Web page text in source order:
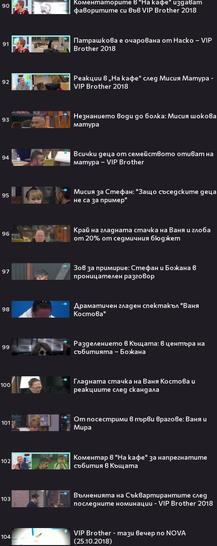
90
Коментаторите в "На кафе" издават
фаворитите си във VIP Brother 2018
91
Патрашкова е очарована от Наско – VIP
Brother 2018
92
Реакции в „На кафе“ след Мисия Матура -
VIP Brother 2018
93
Незнанието води до болка: Мисия шокова
матура
94
Всички деца от семейството отиват на
матура – VIP Brother
95
Мисия за Стефан: "Защо съседските деца
не са за пример"
96
Край на гладната стачка на Ваня и глоба
от 20% от седмичния бюджет
97
Зов за примирие: Стефан и Божана в
проницателен разговор
98
Драматичен гладен спектакъл "Ваня
Костова"
99
Разделението в Къщата: в центъра на
събитията – Божана
100
Гладната стачка на Ваня Костова и
реакциите след скандала
101
От посестрими в първи врагове: Ваня и
Мира
102
Коментар в "На кафе" за напрегнатите
събития в Къщата
103
Вълненията на Съквартирантите след
последните номинации - VIP Brother 2018
104
VIP Brother - тази вечер по NOVA
(25.10.2018)
милиарда долара!😯💥
Любов или скандал? Карди Би и
интернет❤️‍🔥🔥
Плати ли FIFA милиони на
интернет🤑💥
„Game of Thrones“ най-накрая
получава PC версията която
Топ 5 игри, които ще ти дадат
усещането за „Одисея“ на
Джъстин Бийбър ще пее на
Световното първенство по
футбол заедно с Мадона, Шакира
08:16
Влязохме в друг свят!